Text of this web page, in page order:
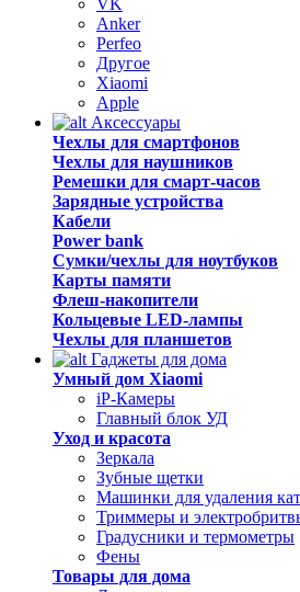
VK
Anker
Perfeo
Другое
Xiaomi
Apple
Аксессуары
Чехлы для смартфонов
Чехлы для наушников
Ремешки для смарт-часов
Зарядные устройства
Кабели
Power bank
Сумки/чехлы для ноутбуков
Карты памяти
Флеш-накопители
Кольцевые LED-лампы
Чехлы для планшетов
Гаджеты для дома
Умный дом Xiaomi
iP-Камеры
Главный блок УД
Уход и красота
Зеркала
Зубные щетки
Машинки для удаления
Триммеры и
Градусники и термометры
Фены
Товары для дома